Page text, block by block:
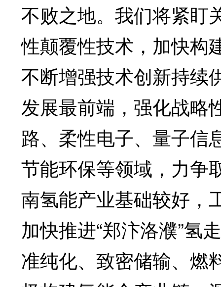
不败之地。我们将紧盯
性颠覆性技术，加快构
不断增强技术创新持续
发展最前端，强化战略
路、柔性电子、量子信
节能环保等领域，力争
南氢能产业基础较好，
加快推进“郑汴洛濮”氢
准纯化、致密储输、燃